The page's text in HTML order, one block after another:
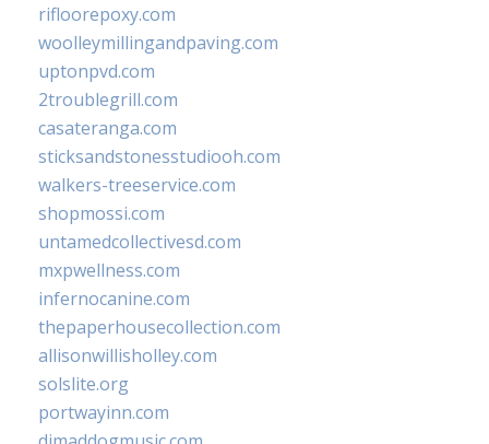
rifloorepoxy.com
woolleymillingandpaving.com
uptonpvd.com
2troublegrill.com
casateranga.com
sticksandstonesstudiooh.com
walkers-treeservice.com
shopmossi.com
untamedcollectivesd.com
mxpwellness.com
infernocanine.com
thepaperhousecollection.com
allisonwillisholley.com
solslite.org
portwayinn.com